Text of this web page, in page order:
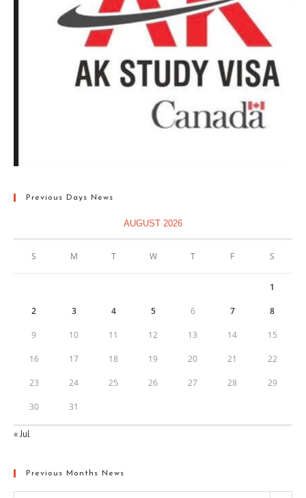
Previous Days News
AUGUST 2026
S M T W T F S
1
2 3 4 5 6 7 8
9 10 11 12 13 14 15
16 17 18 19 20 21 22
23 24 25 26 27 28 29
30 31
« Jul
Previous Months News